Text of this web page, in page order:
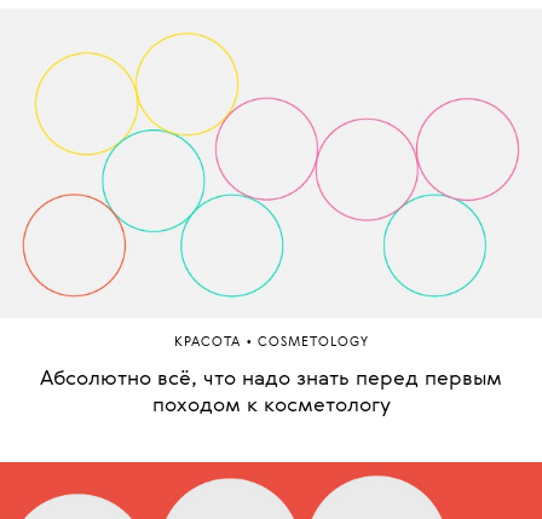
КРАСОТА • COSMETOLOGY
Абсолютно всё, что надо знать перед первым
походом к косметологу